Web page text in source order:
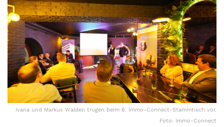
Ivana und Markus Walden trugen beim 6. Immo-Connect-Stammtisch vor.
Foto: Immo-Connect